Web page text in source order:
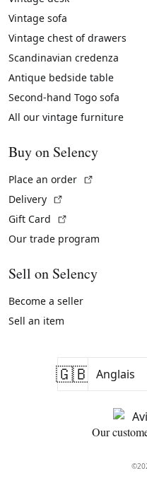
Vintage sofa
Vintage chest of drawers
Scandinavian credenza
Antique bedside table
Second-hand Togo sofa
All our vintage furniture
Buy on Selency
Place an order
Delivery
Gift Card
Our trade program
Sell on Selency
Become a seller
Sell an item
🇬🇧
Our